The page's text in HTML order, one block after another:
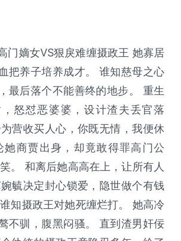
门嫡女VS狠戾难缠摄政王 她寡居
把养子培养成才。 谁知慈母之心
最后落个不能善终的地步。 重生
怒怼恶婆婆，设计渣夫丢官落
营收买人心，你既无情，我便休
她商贾出身，却竟敢得罪高门公
。 和离后她高高在上，让所有人
毓决定封心锁爱，隐世做个有钱
知摄政王对她死缠烂打。 她高冷
不驯，腹黑闷骚。 直到渣男奸佞